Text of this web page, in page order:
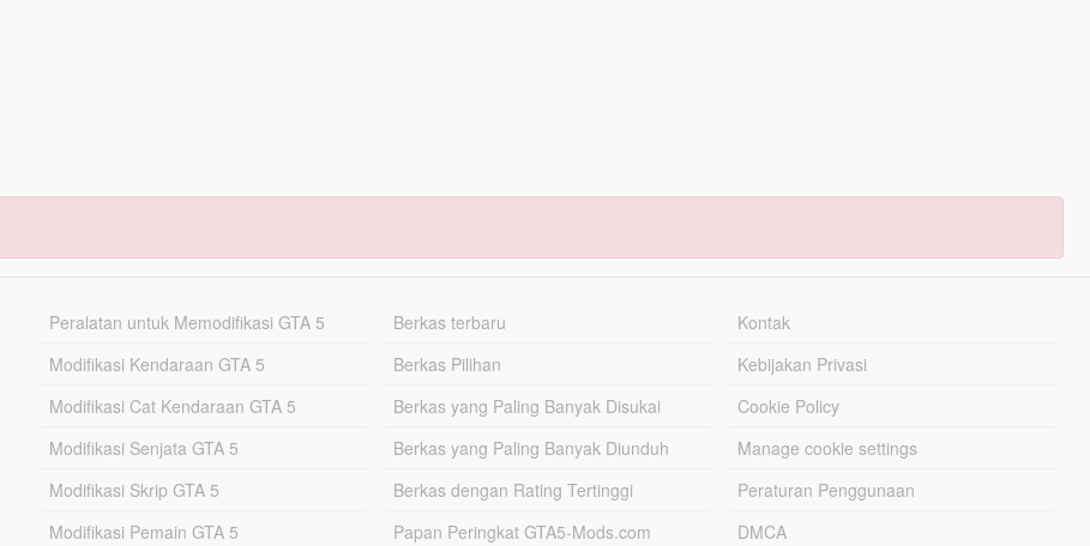
Peralatan untuk Memodifikasi GTA 5
Modifikasi Kendaraan GTA 5
Modifikasi Cat Kendaraan GTA 5
Modifikasi Senjata GTA 5
Modifikasi Skrip GTA 5
Modifikasi Pemain GTA 5
Berkas terbaru
Berkas Pilihan
Berkas yang Paling Banyak Disukai
Berkas yang Paling Banyak Diunduh
Berkas dengan Rating Tertinggi
Papan Peringkat GTA5-Mods.com
Kontak
Kebijakan Privasi
Cookie Policy
Manage cookie settings
Peraturan Penggunaan
DMCA